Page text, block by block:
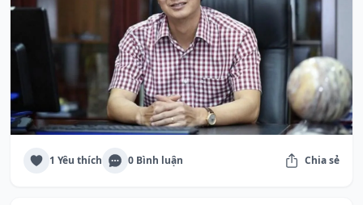
1 Yêu thích 0 Bình luận Chia sẻ